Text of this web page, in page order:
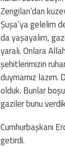
Zengilan’dan
Şuşa’ya gelelim
da yaşayalım,
yaralı. Onlara
şehitlerimizin
duymamız lazım.
olduk. Bunlar
gaziler bunu
Cumhurbaşkanı
getirdi.